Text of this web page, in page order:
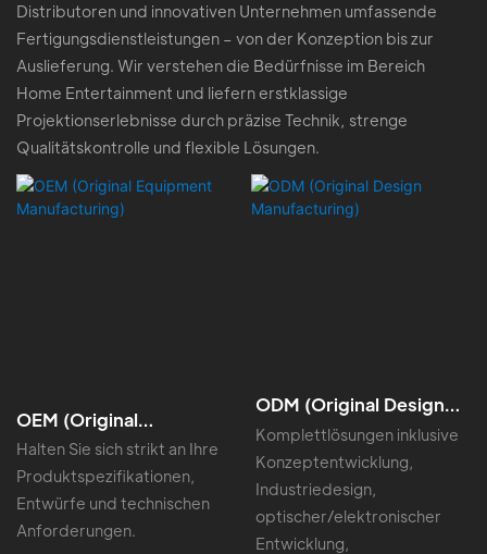
Distributoren und innovativen Unternehmen umfassende
Fertigungsdienstleistungen – von der Konzeption bis zur
Auslieferung. Wir verstehen die Bedürfnisse im Bereich
Home Entertainment und liefern erstklassige
Projektionserlebnisse durch präzise Technik, strenge
Qualitätskontrolle und flexible Lösungen.
OEM (Original
Equipment
Manufacturing)
Halten Sie sich strikt an Ihre
Produktspezifikationen,
Entwürfe und technischen
Anforderungen.
ODM (Original Design
Manufacturing)
Komplettlösungen inklusive
Konzeptentwicklung,
Industriedesign,
optischer/elektronischer
Entwicklung,